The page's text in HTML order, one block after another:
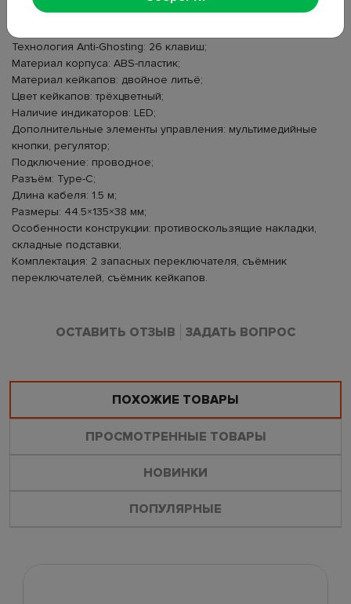
Функция Hot Swap: есть;
Технология Anti-Ghosting: 26 клавиш;
Материал корпуса: ABS-пластик;
Материал кейкапов: двойное литьё;
Цвет кейкапов: трёхцветный;
Наличие индикаторов: LED;
Дополнительные элементы управления: мультимедийные
кнопки, регулятор;
Подключение: проводное;
Разъём: Type-C;
Длина кабеля: 1.5 м;
Размеры: 44.5×135×38 мм;
Особенности конструкции: противоскользящие накладки,
складные подставки;
Комплектация: 2 запасных переключателя, съёмник
переключателей, съёмник кейкапов.
ОСТАВИТЬ ОТЗЫВ ЗАДАТЬ ВОПРОС
ПОХОЖИЕ ТОВАРЫ
ПРОСМОТРЕННЫЕ ТОВАРЫ
НОВИНКИ
ПОПУЛЯРНЫЕ